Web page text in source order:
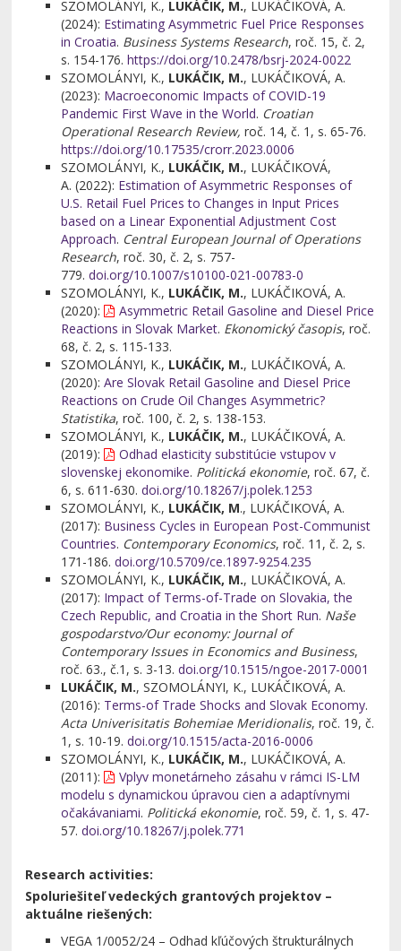
SZOMOLÁNYI, K., LUKÁČIK, M., LUKÁČIKOVÁ, A.
(2024): Estimating Asymmetric Fuel Price Responses
in Croatia. Business Systems Research, roč. 15, č. 2,
s. 154-176.https://doi.org/10.2478/bsrj-2024-0022
SZOMOLÁNYI, K., LUKÁČIK, M., LUKÁČIKOVÁ, A.
(2023): Macroeconomic Impacts of COVID-19
Pandemic First Wave in the World. Croatian
Operational Research Review, roč. 14, č. 1, s. 65-76.
https://doi.org/10.17535/crorr.2023.0006
SZOMOLÁNYI, K., LUKÁČIK, M., LUKÁČIKOVÁ,
A.(2022): Estimation of Asymmetric Responses of
U.S. Retail Fuel Prices to Changes in Input Prices
based on a Linear Exponential Adjustment Cost
Approach. Central European Journal of Operations
Research, roč. 30, č. 2, s. 757-
779.doi.org/10.1007/s10100-021-00783-0
SZOMOLÁNYI, K., LUKÁČIK, M., LUKÁČIKOVÁ, A.
(2020):
Asymmetric Retail Gasoline and Diesel Price
Reactions in Slovak Market. Ekonomický časopis, roč.
68, č. 2, s. 115-133.
SZOMOLÁNYI, K., LUKÁČIK, M., LUKÁČIKOVÁ, A.
(2020):Are Slovak Retail Gasoline and Diesel Price
Reactions on Crude Oil Changes Asymmetric?
Statistika, roč. 100, č. 2, s. 138-153.
SZOMOLÁNYI, K., LUKÁČIK, M., LUKÁČIKOVÁ, A.
(2019):
Odhad elasticity substitúcie vstupov v
slovenskej ekonomike. Politická ekonomie, roč. 67, č.
6, s. 611-630.doi.org/10.18267/j.polek.1253
SZOMOLÁNYI, K., LUKÁČIK, M., LUKÁČIKOVÁ, A.
(2017): Business Cycles in European Post-Communist
Countries. Contemporary Economics, roč. 11, č. 2, s.
171-186.doi.org/10.5709/ce.1897-9254.235
SZOMOLÁNYI, K., LUKÁČIK, M., LUKÁČIKOVÁ, A.
(2017): Impact of Terms-of-Trade on Slovakia, the
Czech Republic, and Croatia in the Short Run. Naše
gospodarstvo/Our economy: Journal of
Contemporary Issues in Economics and Business,
roč. 63., č.1, s. 3-13.doi.org/10.1515/ngoe-2017-0001
LUKÁČIK, M., SZOMOLÁNYI, K., LUKÁČIKOVÁ, A.
(2016): Terms-of Trade Shocks and Slovak Economy.
Acta Univerisitatis Bohemiae Meridionalis, roč. 19, č.
1, s. 10-19.doi.org/10.1515/acta-2016-0006
SZOMOLÁNYI, K., LUKÁČIK, M., LUKÁČIKOVÁ, A.
(2011):
Vplyv monetárneho zásahu v rámci IS-LM
modelu s dynamickou úpravou cien a adaptívnymi
očakávaniami. Politická ekonomie, roč. 59, č. 1, s. 47-
57.doi.org/10.18267/j.polek.771
Research activities:
Spoluriešiteľ vedeckých grantových projektov –
aktuálne riešených:
VEGA 1/0052/24 – Odhad kľúčových štrukturálnych